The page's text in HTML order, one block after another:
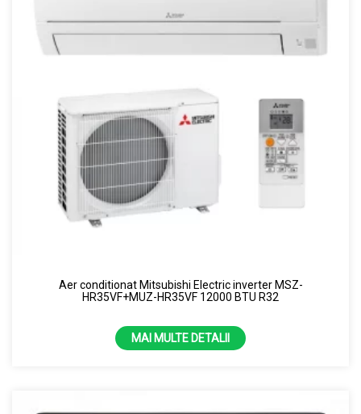
Aer conditionat Mitsubishi Electric inverter MSZ-
HR35VF+MUZ-HR35VF 12000 BTU R32
MAI MULTE DETALII